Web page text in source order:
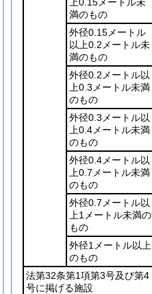
満のもの
外径0.15メートル
以上0.2メートル未
満のもの
外径0.2メートル以
上0.3メートル未満
のもの
外径0.3メートル以
上0.4メートル未満
のもの
外径0.4メートル以
上0.7メートル未満
のもの
外径0.7メートル以
上1メートル未満の
もの
外径1メートル以上
のもの
法第32条第1項第3号及び第4
号に掲げる施設